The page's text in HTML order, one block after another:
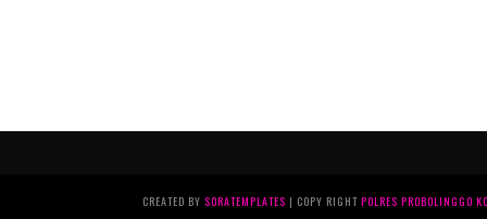
CREATED BY SORATEMPLATES | COPY RIGHT POLRES PROBOLINGGO